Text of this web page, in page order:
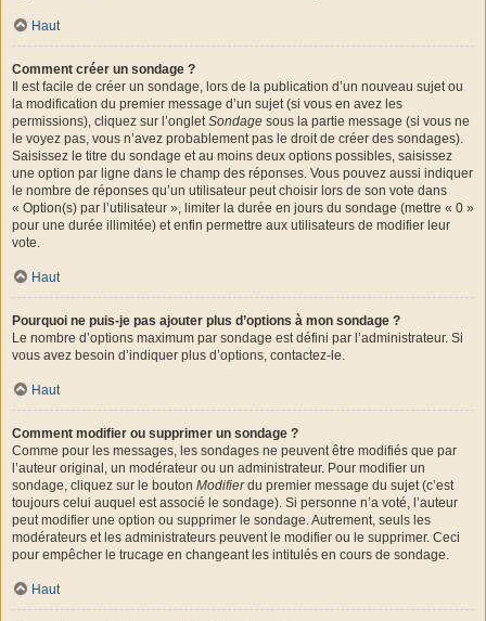
Haut
Comment créer un sondage ?
Il est facile de créer un sondage, lors de la publication d’un nouveau sujet ou
la modification du premier message d’un sujet (si vous en avez les
permissions), cliquez sur l’ongletSondage sous la partie message (si vous ne
le voyez pas, vous n’avez probablement pas le droit de créer des sondages).
Saisissez le titre du sondage et au moins deux options possibles, saisissez
une option par ligne dans le champ des réponses. Vous pouvez aussi indiquer
le nombre de réponses qu’un utilisateur peut choisir lors de son vote dans
« Option(s) par l’utilisateur », limiter la durée en jours du sondage (mettre « 0 »
pour une durée illimitée) et enfin permettre aux utilisateurs de modifier leur
vote.
Haut
Pourquoi ne puis-je pas ajouter plus d’options à mon sondage ?
Le nombre d’options maximum par sondage est défini par l’administrateur. Si
vous avez besoin d’indiquer plus d’options, contactez-le.
Haut
Comment modifier ou supprimer un sondage ?
Comme pour les messages, les sondages ne peuvent être modifiés que par
l’auteur original, un modérateur ou un administrateur. Pour modifier un
sondage, cliquez sur le bouton Modifierdu premier message du sujet (c’est
toujours celui auquel est associé le sondage). Si personne n’a voté, l’auteur
peut modifier une option ou supprimer le sondage. Autrement, seuls les
modérateurs et les administrateurs peuvent le modifier ou le supprimer. Ceci
pour empêcher le trucage en changeant les intitulés en cours de sondage.
Haut